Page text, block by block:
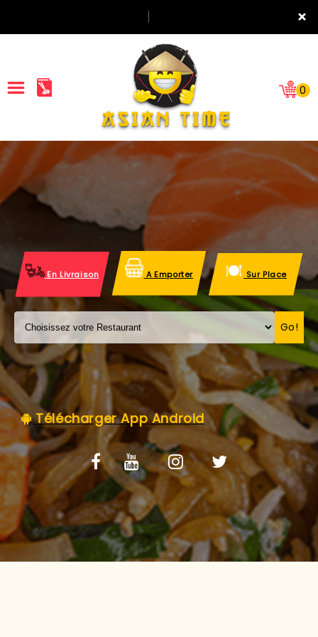
×
ACCUEIL
LA CARTE
VOS AVIS
MENTIONS LÉGALES
C.G.V
0
En Livraison A Emporter Sur Place
Go!
Télécharger App Android